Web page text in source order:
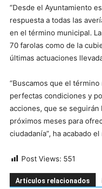
“Desde el Ayuntamiento
respuesta a todas las
en el término municipal.
70 farolas como de la
últimas actuaciones
“Buscamos que el
perfectas condiciones y
acciones, que se
próximos meses para
ciudadanía”, ha acabado
Post Views: 551
Artículos relacionados